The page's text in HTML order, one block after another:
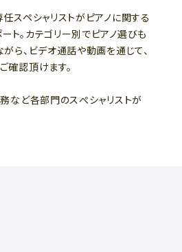
任スペシャリストがピアノに関する
ト。カテゴリー別でピアノ選びも
ら、ビデオ通話や動画を通じて、
確認頂けます。
務など各部門のスぺシャリストが